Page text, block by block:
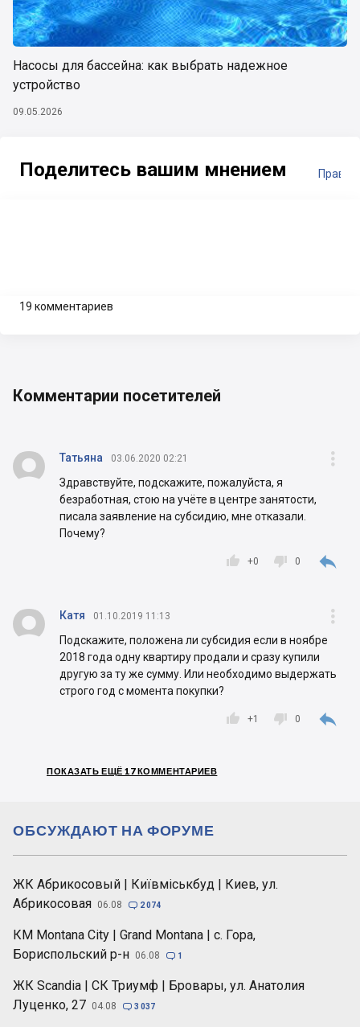
Насосы для бассейна: как выбрать надежное
устройство
09.05.2026
Поделитесь вашим мнением
Комментарии посетителей
19 комментариев
 Татьяна 03.06.2020 02:21 
Здравствуйте, подскажите, пожалуйста, я
безработная, стою на учёте в центре занятости,
писала заявление на субсидию, мне отказали.
Почему?

 0
 +0
 Катя 01.10.2019 11:13 
Подскажите, положена ли субсидия если в ноябре
2018 года одну квартиру продали и сразу купили
другую за ту же сумму. Или необходимо выдержать
строго год с момента покупки?

 0
 +1
ПОКАЗАТЬ ЕЩЁ 17 КОММЕНТАРИЕВ
ЖК Абрикосовый | Київміськбуд | Киев, ул.
Абрикосовая 06.08  2 074
КМ Montana City | Grand Montana | с. Гора,
Бориспольский р-н 06.08  1
ЖК Scandia | СК Триумф | Бровары, ул. Анатолия
Луценко, 27 04.08  3 037
ОБСУЖДАЮТ НА ФОРУМЕ